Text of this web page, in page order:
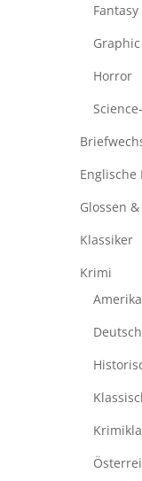
Fantasy
Horror
Glossen
Klassiker
Krimi